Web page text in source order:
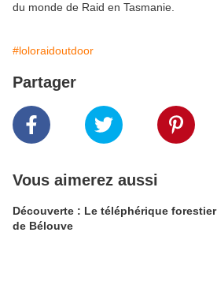
du monde de Raid en Tasmanie.
#loloraidoutdoor
Partager
Vous aimerez aussi
Découverte : Le téléphérique forestier
de Bélouve